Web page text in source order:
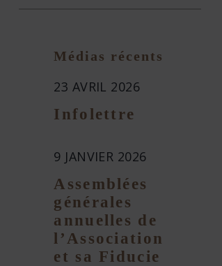
Médias récents
23 AVRIL 2026
Infolettre
9 JANVIER 2026
Assemblées
générales
annuelles de
l’Association
et sa Fiducie